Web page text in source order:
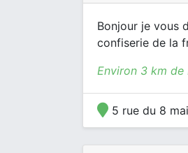
Bonjour je vous
confiserie de la
Environ 3 km
5 rue du 8